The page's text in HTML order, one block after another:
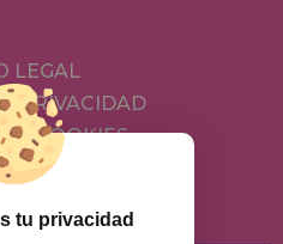
LEGAL
PRIVACIDAD
COOKIES
tu privacidad